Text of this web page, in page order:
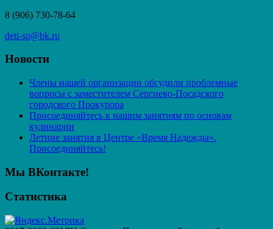
8 (906) 730-78-64
deti-sp@bk.ru
Новости
Члены нашей организации обсудили проблемные
вопросы с заместителем Сергиево-Посадского
городского Прокурора
Присоединяйтесь к нашим занятиям по основам
кулинарии
Летние занятия в Центре «Время Надежды».
Присоединяйтесь!
Мы ВКонтакте!
Статистика